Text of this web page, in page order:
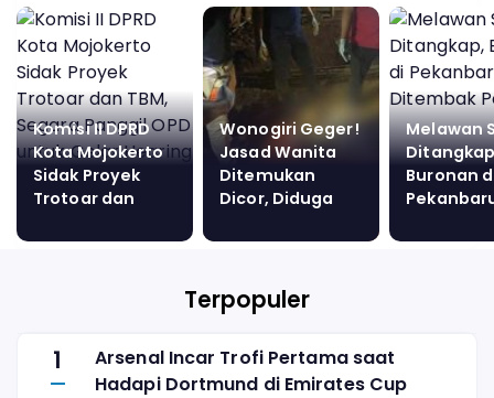
Komisi II DPRD
Kota Mojokerto
Sidak Proyek
Trotoar dan
Panggil OPD
Wonogiri Geger!
Jasad Wanita
Ditemukan
Dicor, Diduga
Pembunuhan
Melawan
Buronan
Polisi
Terpopuler
1
Arsenal Incar Trofi Pertama saat
Hadapi Dortmund di Emirates Cup